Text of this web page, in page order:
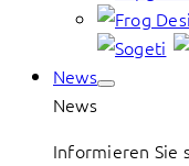
News
News
Informieren Sie